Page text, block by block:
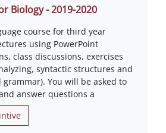
Biology - 2019-2020
course for third year
using PowerPoint
class discussions, exercises
syntactic structures and
You will be asked to
answer questions a